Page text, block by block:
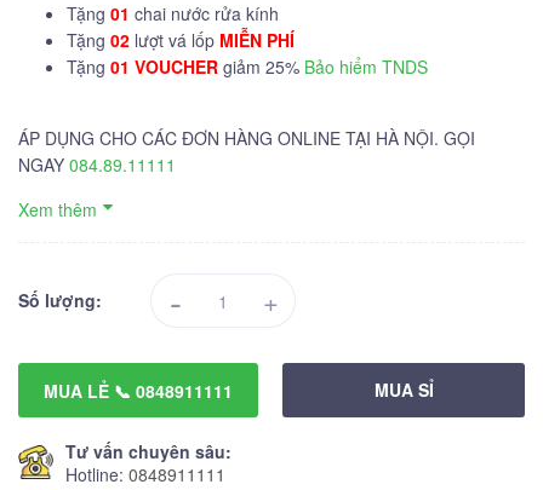
Tặng 01 chai nước rửa kính
Tặng 02 lượt vá lốp MIỄN PHÍ
Tặng 01 VOUCHER giảm 25% Bảo hiểm TNDS
ÁP DỤNG CHO CÁC ĐƠN HÀNG ONLINE TẠI HÀ NỘI. GỌI
NGAY 084.89.11111
Xem thêm
Số lượng: - +
MUA LẺ 📞 0848911111 MUA SỈ
Tư vấn chuyên sâu:
Hotline: 0848911111